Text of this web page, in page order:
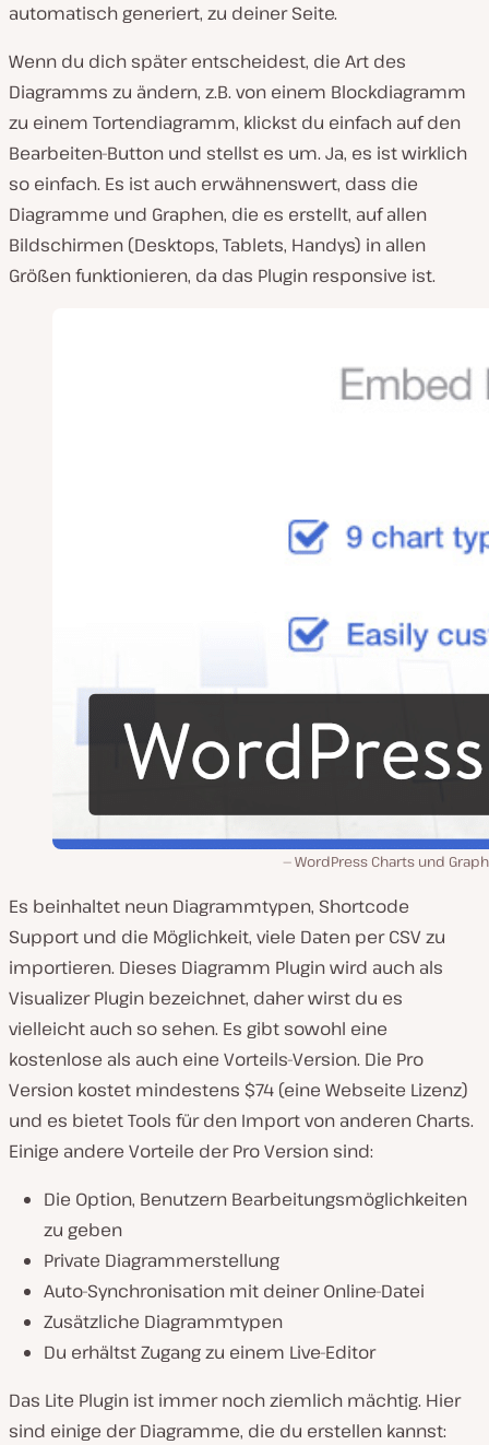
automatisch generiert, zu deiner Seite.
Wenn du dich später entscheidest, die Art des
Diagramms zu ändern, z.B. von einem Blockdiagramm
zu einem Tortendiagramm, klickst du einfach auf den
Bearbeiten-Button und stellst es um. Ja, es ist wirklich
so einfach. Es ist auch erwähnenswert, dass die
Diagramme und Graphen, die es erstellt, auf allen
Bildschirmen (Desktops, Tablets, Handys) in allen
Größen funktionieren, da das Plugin responsive ist.
WordPress Charts und
Es beinhaltet neun Diagrammtypen, Shortcode
Support und die Möglichkeit, viele Daten per CSV zu
importieren. Dieses Diagramm Plugin wird auch als
Visualizer Plugin bezeichnet, daher wirst du es
vielleicht auch so sehen. Es gibt sowohl eine
kostenlose als auch eine Vorteils-Version. Die Pro
Version kostet mindestens $74 (eine Webseite Lizenz)
und es bietet Tools für den Import von anderen Charts.
Einige andere Vorteile der Pro Version sind:
Die Option, Benutzern Bearbeitungsmöglichkeiten
zu geben
Private Diagrammerstellung
Auto-Synchronisation mit deiner Online-Datei
Zusätzliche Diagrammtypen
Du erhältst Zugang zu einem Live-Editor
Das Lite Plugin ist immer noch ziemlich mächtig. Hier
sind einige der Diagramme, die du erstellen kannst: